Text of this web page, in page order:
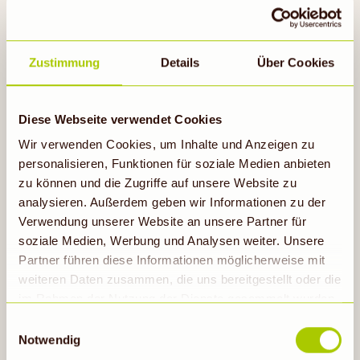
Zustimmung Details Über Cookies
Diese Webseite verwendet Cookies
Wir verwenden Cookies, um Inhalte und Anzeigen zu
personalisieren, Funktionen für soziale Medien anbieten
zu können und die Zugriffe auf unsere Website zu
analysieren. Außerdem geben wir Informationen zu der
Verwendung unserer Website an unsere Partner für
soziale Medien, Werbung und Analysen weiter. Unsere
Partner führen diese Informationen möglicherweise mit
weiteren Daten zusammen, die uns bereitgestellt oder die
erhobenen Daten in den USA durch Google: Unsere
Notwendig
Avocado-Schoko-Mousse mit
Orangensalat
3h 20min
Rezept ansehen